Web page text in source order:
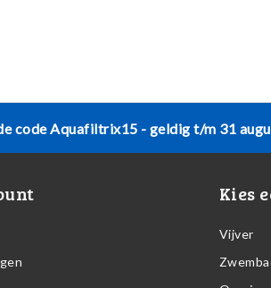
code Aquafiltrix15 - geldig t/m 31
Kies
Vijver